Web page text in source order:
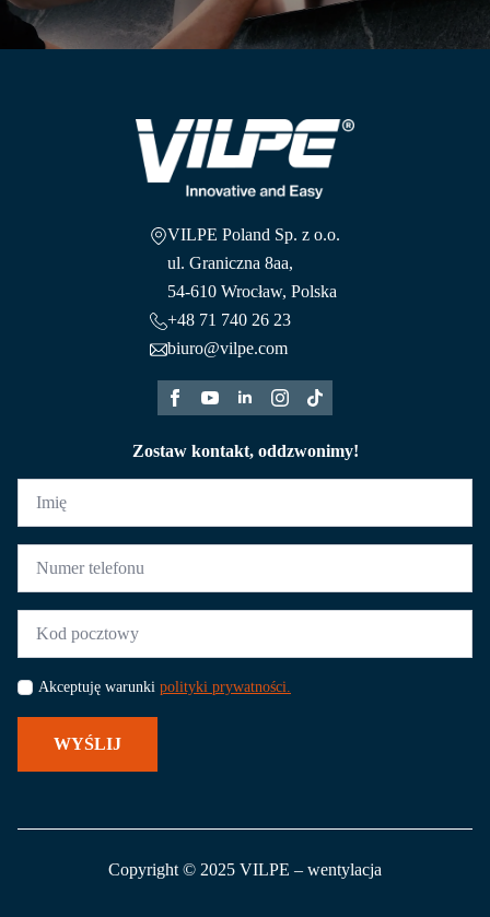
VILPE Poland Sp. z o.o.
ul. Graniczna 8aa,
54-610 Wrocław, Polska
+48 71 740 26 23
biuro@vilpe.com
Zostaw kontakt, oddzwonimy!
Imię
Numer
telefonu
Kod
pocztowy
Akceptuję warunki polityki prywatności.
WYŚLIJ
Copyright © 2025 VILPE – wentylacja